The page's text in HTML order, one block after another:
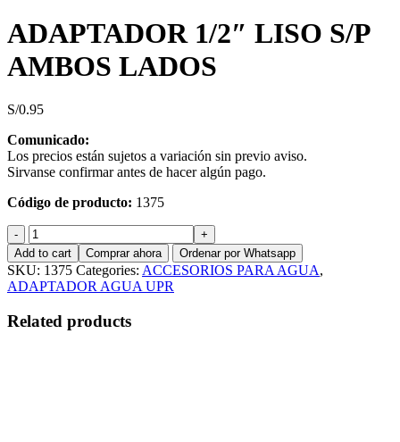
ADAPTADOR 1/2″ LISO S/P
AMBOS LADOS
S/0.95
Comunicado:
Los precios están sujetos a variación sin previo aviso.
Sirvanse confirmar antes de hacer algún pago.
Código de producto: 1375
ADAPTADOR
1/2"
LISO
S/P
AMBOS
LADOS
quantity
Add to cart Comprar ahora Ordenar por Whatsapp
SKU: 1375 Categories: ACCESORIOS PARA AGUA,
ADAPTADOR AGUA UPR
Related products